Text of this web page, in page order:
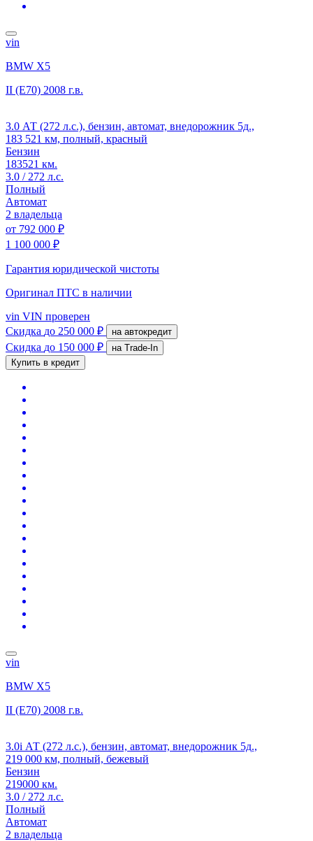
vin
BMW X5
II (E70) 2008 г.в.
3.0 АТ (272 л.с.), бензин, автомат, внедорожник 5д.,
183 521 км, полный, красный
Бензин
183521 км.
3.0 / 272 л.с.
Полный
Автомат
2 владельца
от 792 000 ₽
1 100 000 ₽
Гарантия юридической чистоты
Оригинал ПТС в наличии
vin VIN проверен
Скидка до 250 000 ₽ на автокредит
Скидка до 150 000 ₽
на Trade-In
Купить в кредит
vin
BMW X5
II (E70) 2008 г.в.
3.0i АТ (272 л.с.), бензин, автомат, внедорожник 5д.,
219 000 км, полный, бежевый
Бензин
219000 км.
3.0 / 272 л.с.
Полный
Автомат
2 владельца